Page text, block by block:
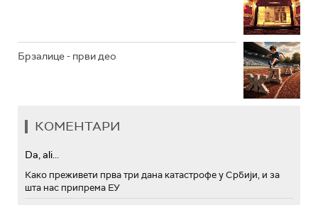
Брзалице - први део
КОМЕНТАРИ
Da, ali...
Како преживети прва три дана катастрофе у Србији, и за
шта нас припрема ЕУ